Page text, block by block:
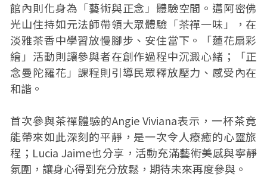
館內則化身為「藝術與正念」體驗空間。邁阿密佛
光山住持如元法師帶領大眾體驗「茶禪一味」，在
淡雅茶香中學習放慢腳步、安住當下。「蓮花扇彩
繪」活動則讓參與者在創作過程中沉澱心緒；「正
念曼陀羅花」課程則引導民眾釋放壓力、感受內在
和諧。
首次參與茶禪體驗的Angie Viviana表示，一杯茶竟
能帶來如此深刻的平靜，是一次令人療癒的心靈旅
程；Lucia Jaime也分享，活動充滿藝術美感與寧靜
氛圍，讓身心得到充分放鬆，期待未來再度參與。